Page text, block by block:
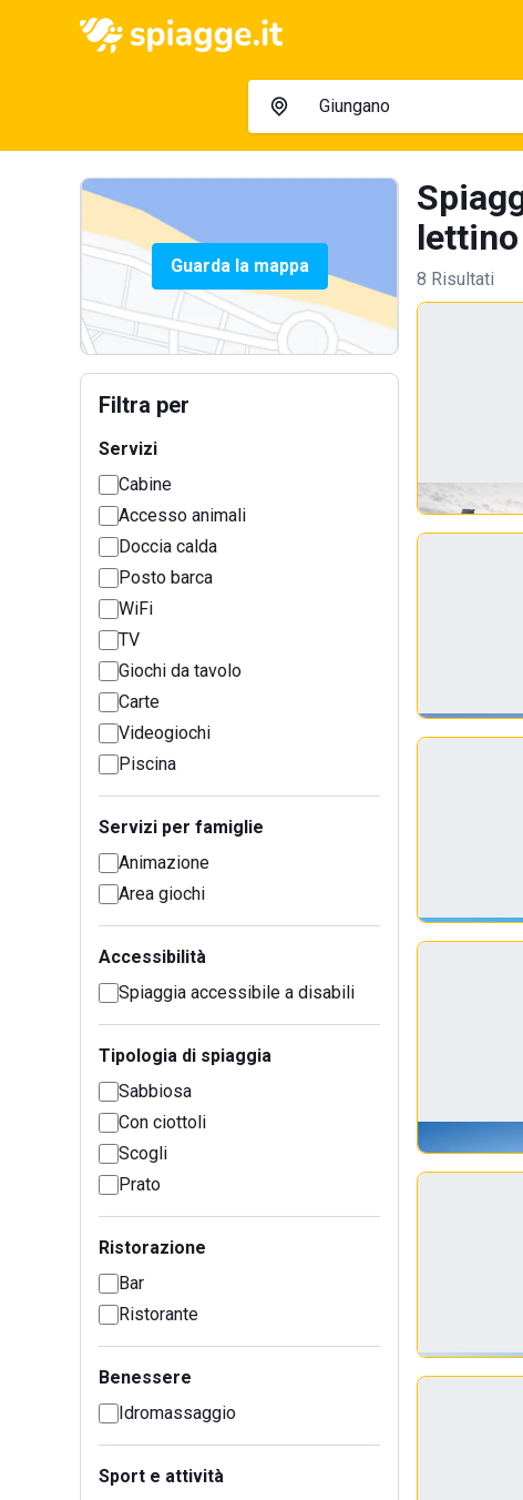
Guarda la mappa
Filtra per
Servizi
Cabine
Accesso animali
Doccia calda
Posto barca
WiFi
TV
Giochi da tavolo
Carte
Videogiochi
Piscina
Servizi per famiglie
Animazione
Area giochi
Accessibilità
Spiaggia accessibile a disabili
Tipologia di spiaggia
Sabbiosa
Con ciottoli
Scogli
Prato
Ristorazione
Bar
Ristorante
Benessere
Idromassaggio
Sport e attività
lettino
8 Risultati